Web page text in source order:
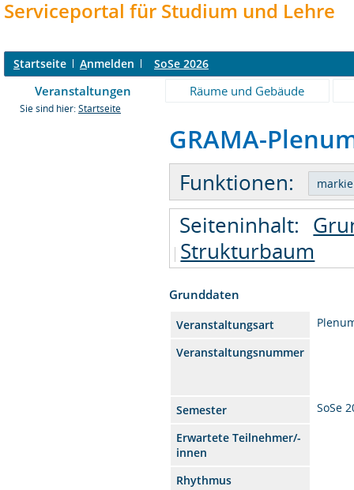
Serviceportal für Studium und Lehre
Startseite Anmelden SoSe 2026
Veranstaltungen Räume und Gebäude
Sie sind hier: Startseite
GRAMA-
Funktionen:
Seiteninhalt:
Strukturbaum
Grunddaten
Veranstaltungsart
Veranstaltungsnummer
Semester
SoSe
Erwartete Teilnehmer/-
innen
Rhythmus